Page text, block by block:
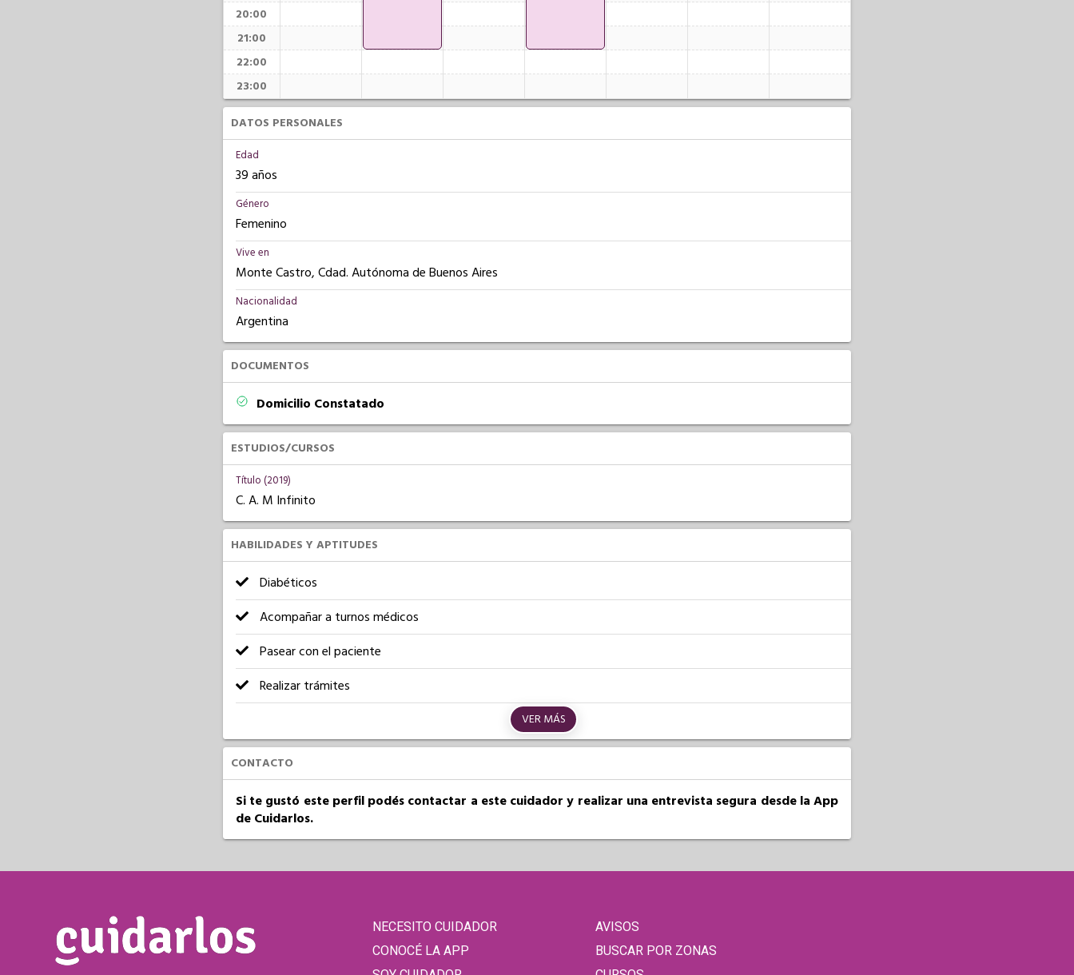
20:00
21:00
22:00
23:00
DATOS PERSONALES
Edad
39 años
Género
Femenino
Vive en
Monte Castro, Cdad. Autónoma de Buenos Aires
Nacionalidad
Argentina
DOCUMENTOS
Domicilio Constatado
ESTUDIOS/CURSOS
Título (2019)
C. A. M Infinito
HABILIDADES Y APTITUDES
Diabéticos
Acompañar a turnos médicos
Pasear con el paciente
Realizar trámites
VER MÁS
CONTACTO
Si te gustó este perfil podés contactar a este cuidador y realizar una entrevista segura desde la App
de Cuidarlos.
NECESITO CUIDADOR
CONOCÉ LA APP
AVISOS
BUSCAR POR ZONAS